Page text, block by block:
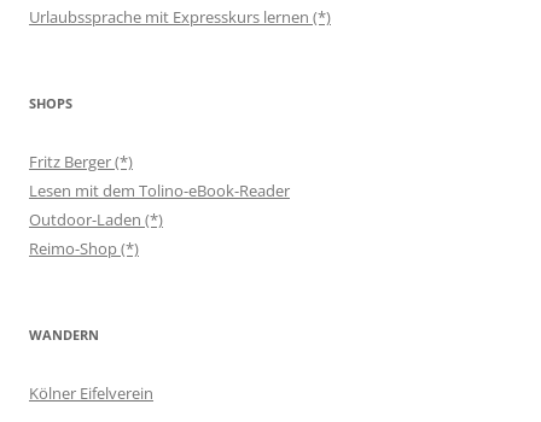
Urlaubssprache mit Expresskurs lernen (*)
SHOPS
Fritz Berger (*)
Lesen mit dem Tolino-eBook-Reader
Outdoor-Laden (*)
Reimo-Shop (*)
WANDERN
Kölner Eifelverein